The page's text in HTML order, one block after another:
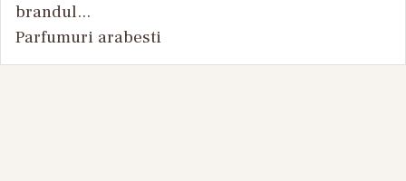
brandul...
Parfumuri arabesti